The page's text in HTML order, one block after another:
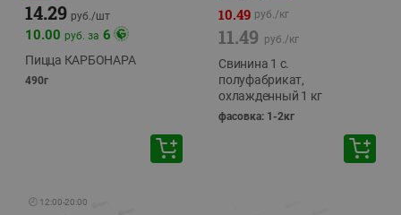
14.29 руб./шт
10.00 руб. за 6
Пицца КАРБОНАРА
490г
10.49 руб./кг
11.49 руб./кг
Свинина 1 с.
полуфабрикат,
охлажденный 1 кг
фасовка: 1-2кг
🕘 12:00-20:00